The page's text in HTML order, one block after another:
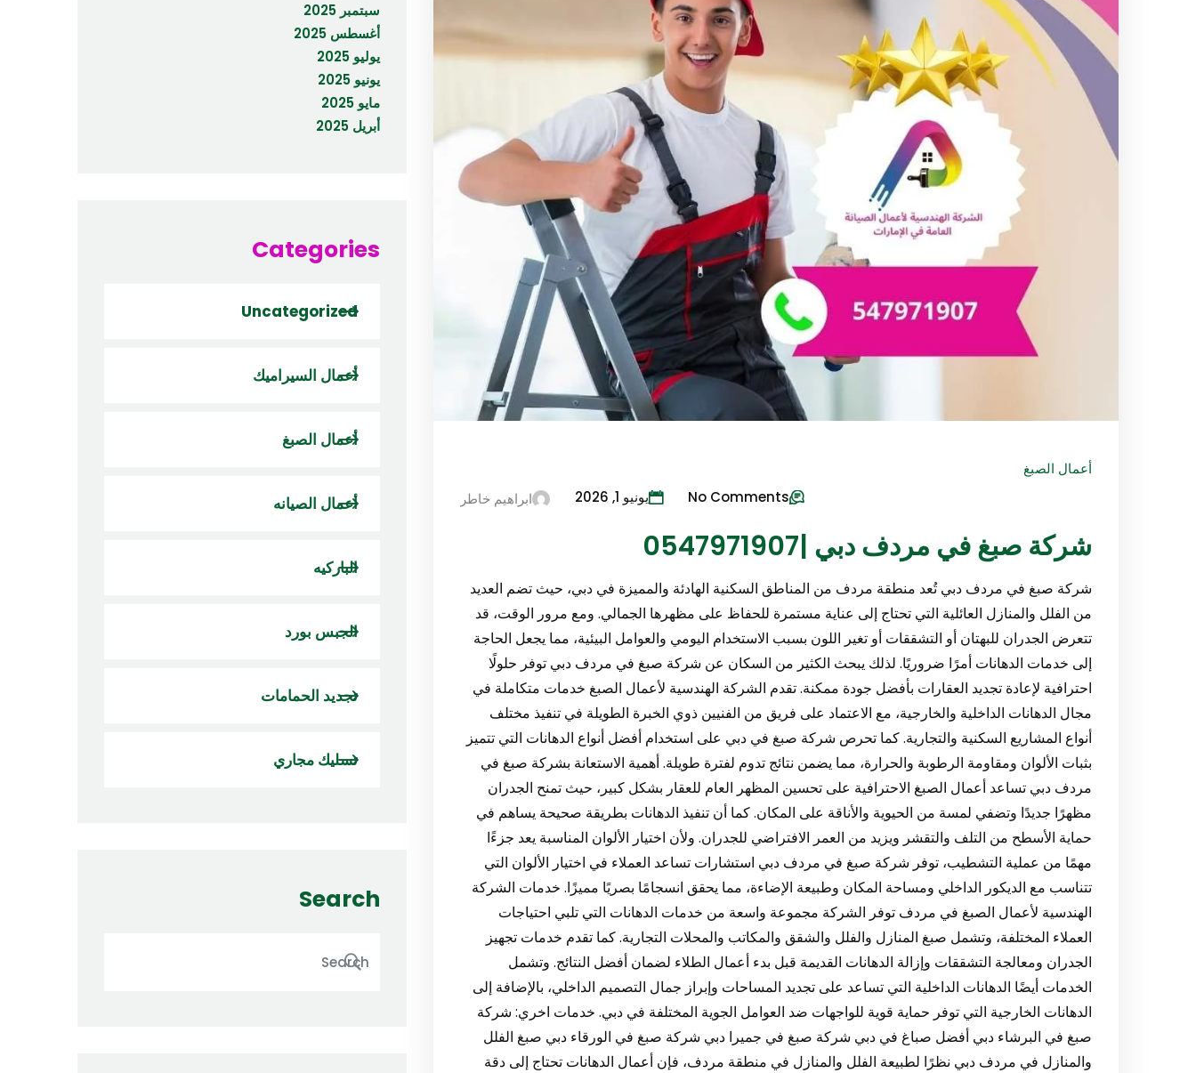
أعمال الصبغ
ابراهيم خاطر
يونيو 1, 2026 No Comments
شركة صبغ في مردف دبي |0547971907
شركة صبغ في مردف دبي تُعد منطقة مردف من المناطق السكنية الهادئة والمميزة في دبي، حيث تضم العديد
من الفلل والمنازل العائلية التي تحتاج إلى عناية مستمرة للحفاظ على مظهرها الجمالي. ومع مرور الوقت، قد
تتعرض الجدران للبهتان أو التشققات أو تغير اللون بسبب الاستخدام اليومي والعوامل البيئية، مما يجعل الحاجة
إلى خدمات الدهانات أمرًا ضروريًا. لذلك يبحث الكثير من السكان عن شركة صبغ في مردف دبي توفر حلولًا
احترافية لإعادة تجديد العقارات بأفضل جودة ممكنة. تقدم الشركة الهندسية لأعمال الصبغ خدمات متكاملة في
مجال الدهانات الداخلية والخارجية، مع الاعتماد على فريق من الفنيين ذوي الخبرة الطويلة في تنفيذ مختلف
أنواع المشاريع السكنية والتجارية. كما تحرص شركة صبغ في دبي على استخدام أفضل أنواع الدهانات التي تتميز
بثبات الألوان ومقاومة الرطوبة والحرارة، مما يضمن نتائج تدوم لفترة طويلة. أهمية الاستعانة بشركة صبغ في
مردف دبي تساعد أعمال الصبغ الاحترافية على تحسين المظهر العام للعقار بشكل كبير، حيث تمنح الجدران
مظهرًا جديدًا وتضفي لمسة من الحيوية والأناقة على المكان. كما أن تنفيذ الدهانات بطريقة صحيحة يساهم في
حماية الأسطح من التلف والتقشر ويزيد من العمر الافتراضي للجدران. ولأن اختيار الألوان المناسبة يعد جزءًا
مهمًا من عملية التشطيب، توفر شركة صبغ في مردف دبي استشارات تساعد العملاء في اختيار الألوان التي
تتناسب مع الديكور الداخلي ومساحة المكان وطبيعة الإضاءة، مما يحقق انسجامًا بصريًا مميزًا. خدمات الشركة
الهندسية لأعمال الصبغ في مردف توفر الشركة مجموعة واسعة من خدمات الدهانات التي تلبي احتياجات
العملاء المختلفة، وتشمل صبغ المنازل والفلل والشقق والمكاتب والمحلات التجارية. كما تقدم خدمات تجهيز
الجدران ومعالجة التشققات وإزالة الدهانات القديمة قبل بدء أعمال الطلاء لضمان أفضل النتائج. وتشمل
الخدمات أيضًا الدهانات الداخلية التي تساعد على تجديد المساحات وإبراز جمال التصميم الداخلي، بالإضافة إلى
الدهانات الخارجية التي توفر حماية قوية للواجهات ضد العوامل الجوية المختلفة في دبي. خدمات اخري: شركة
صبغ في البرشاء دبي أفضل صباغ في دبي شركة صبغ في جميرا دبي شركة صبغ في الورقاء دبي صبغ الفلل
والمنازل في مردف دبي نظرًا لطبيعة الفلل والمنازل في منطقة مردف، فإن أعمال الدهانات تحتاج إلى دقة
سبتمبر 2025
أغسطس 2025
يوليو 2025
يونيو 2025
مايو 2025
أبريل 2025
Categories
Uncategorized
أعمال السيراميك
أعمال الصبغ
أعمال الصيانه
الباركيه
الجبس بورد
تجديد الحمامات
تسليك مجاري
Search